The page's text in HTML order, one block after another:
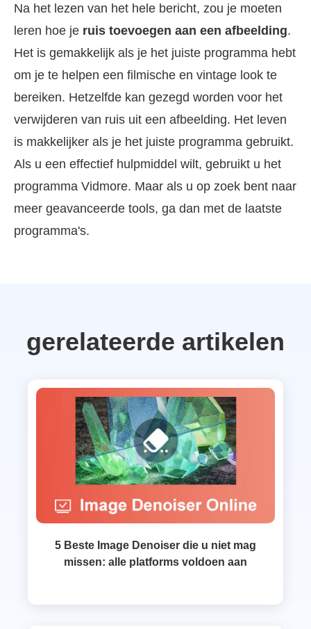
Na het lezen van het hele bericht, zou je moeten
leren hoe je ruis toevoegen aan een afbeelding.
Het is gemakkelijk als je het juiste programma hebt
om je te helpen een filmische en vintage look te
bereiken. Hetzelfde kan gezegd worden voor het
verwijderen van ruis uit een afbeelding. Het leven
is makkelijker als je het juiste programma gebruikt.
Als u een effectief hulpmiddel wilt, gebruikt u het
programma Vidmore. Maar als u op zoek bent naar
meer geavanceerde tools, ga dan met de laatste
programma's.
gerelateerde artikelen
5 Beste Image Denoiser die u niet mag
missen: alle platforms voldoen aan